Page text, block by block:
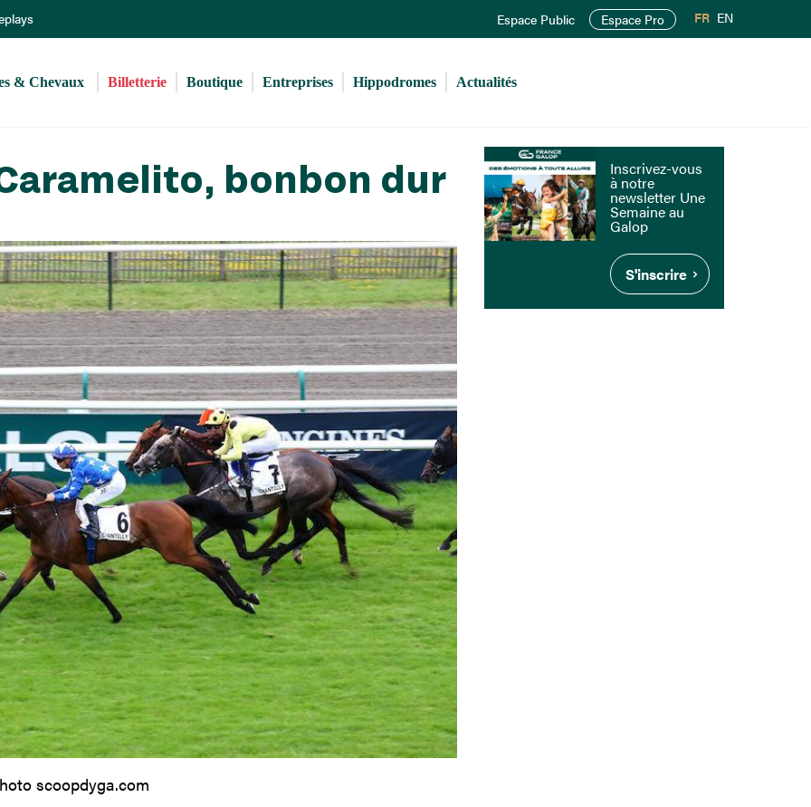
au
principal
Espace Public Espace Pro FR EN
& Chevaux Billetterie Boutique Entreprises Hippodromes Actualités
bonbon dur
scoopdyga.com
Inscrivez-vous
à notre
newsletter Une
Semaine au
Galop
S'inscrire